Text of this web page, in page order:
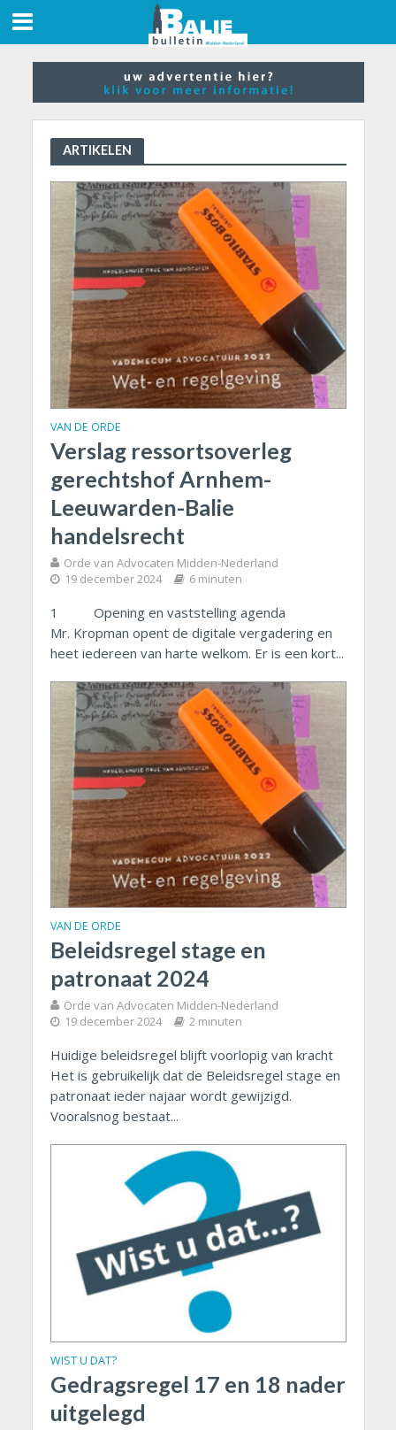
ARTIKELEN
VAN DE ORDE
Verslag ressortsoverleg
gerechtshof Arnhem-
Leeuwarden-Balie
handelsrecht
Orde van Advocaten Midden-Nederland
19 december 2024 6 minuten
1 Opening en vaststelling agenda
Mr. Kropman opent de digitale vergadering en
heet iedereen van harte welkom. Er is een kort...
VAN DE ORDE
Beleidsregel stage en
patronaat 2024
Orde van Advocaten Midden-Nederland
19 december 2024 2 minuten
Huidige beleidsregel blijft voorlopig van kracht
Het is gebruikelijk dat de Beleidsregel stage en
patronaat ieder najaar wordt gewijzigd.
Vooralsnog bestaat...
WIST U DAT?
Gedragsregel 17 en 18 nader
uitgelegd